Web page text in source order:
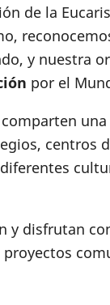
de la
y nuestra
por el
centros
y disfrutan